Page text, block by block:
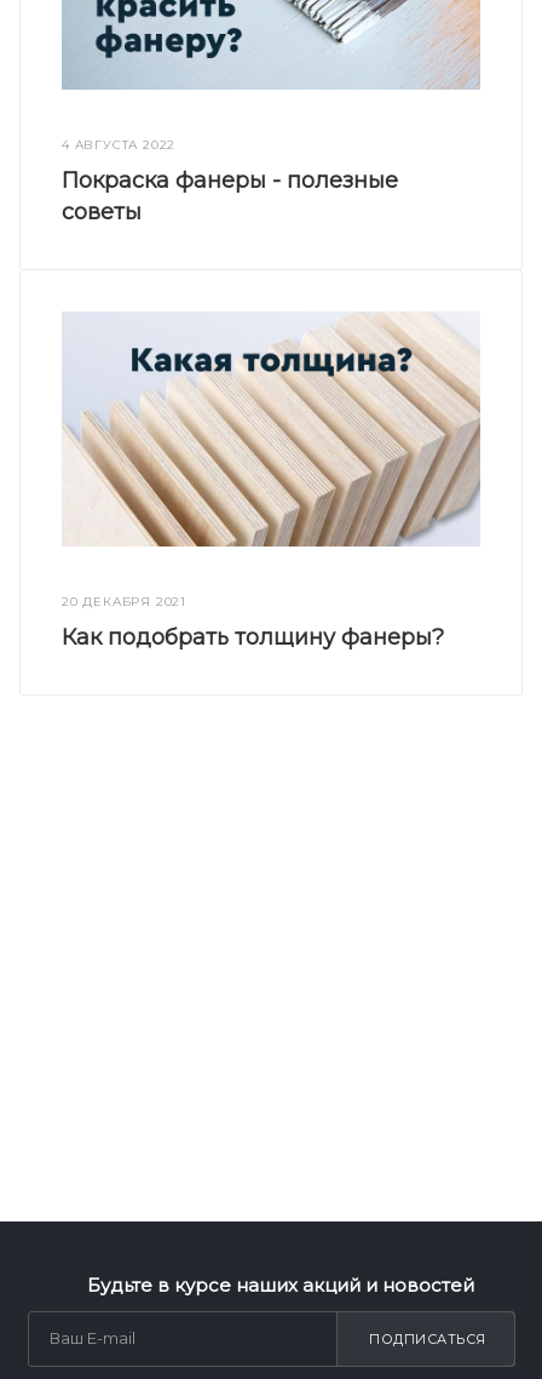
4 АВГУСТА 2022
Покраска фанеры - полезные
советы
20 ДЕКАБРЯ 2021
Как подобрать толщину фанеры?
Будьте в курсе наших акций и новостей
ПОДПИСАТЬСЯ